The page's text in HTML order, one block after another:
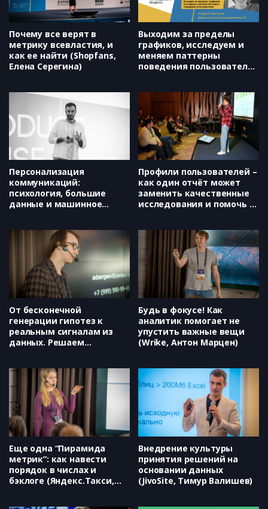
Почему все верят в
метрику всевластия, и
как ее найти (Shopfans,
Елена Серегина)
Выходим за пределы
графиков, исследуем и
меняем паттерны
поведения пользователей
Персонализация
коммуникаций:
психология, большие
данные и машинное
Профили пользователей –
как один отчёт может
заменить качественные
исследования и помочь в
Александр Лукин)
От бесконечной
генерации гипотез к
реальным сигналам из
данных. Решаем
Сергеев)
Будь в фокусе! Как
аналитик помогает не
упустить важные вещи
(Wrike, Антон Марцен)
Еще одна “Пирамида
метрик”: как навести
порядок в числах и
бэклоге (Яндекс.Такси,
Внедрение культуры
принятия решений на
основании данных
(JivoSite, Тимур Валишев)